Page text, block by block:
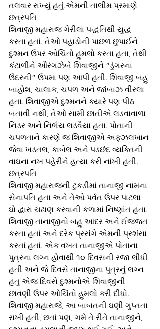
તલવાર રાખ્યું હતું.એમની તાલીમ પ્રમાણે
છત્રપતિ
શિવાજી મહારાજ ગેરીલા પદ્ધતિથી યુદ્ધ
કરતા હતાં. તેઓ પહાડોની પાછળ છુપાઈને
દુશ્મન ઉપર ઓચિંતો હુમલો કરતા હતા, તેથી
કંટાળીને ઔરંગઝેબે શિવાજીને “ડુંગરના
ઉંદરની” ઉપમા પણ આપી હતી. શિવાજી બહુ
બાહોશ, ચાલાક, ચપળ અને જાંબાઝ વીરલા
હતા. શિવાજીએ દુશ્મનને ક્યારે પણ પીઠ
બતાવી નથી, તેઓ સામી છાતીએ લડવાવાળા
નિડર અને નિર્ભય લડવૈયા હતા. પોતાની
ચપળતાને કારણે જ શિવાજીએ અફઝલખાન
જેવા ખડતલ, કાબેલ અને પડછંદ વ્યક્તિની
વાઘના નખ પહેરીને હત્યા કરી નાંખી હતી.
છત્રપતિ
શિવાજી મહારાજની ટુકડીમાં તાનાજી નામના
સેનાપતિ હતા અને તેઓ પર્વત ઉપર પાટલા
ઘો દ્વારા ચઢાણ કરવાની કળામાં નિષ્ણાંત હતા.
શિવાજી તાનાજીનો બહુ આદર અને ઈજ્જત
કરતા હતાં અને દરેક પ્રસંગે એમની પ્રશંસા
કરતાં હતાં. એક વખત તાનાજીએ પોતાના
પુત્રના લગ્ન હોવાથી ૧૦ દિવસની રજા લીધી
હતી અને જે દિવસે તાનાજીના પુત્રનું લગ્ન
હતુ એજ દિવસે દુશ્મનોએ શિવાજીની
છાવણી ઉપર ઓચિંતો હુમલો કરી દીધો.
શિવાજી મહારાજે, આ બાબતની ઘણી ગુપ્તતા
રાખી હતી, છતાં પણ, ગમે તે રીતે તાનાજીને,